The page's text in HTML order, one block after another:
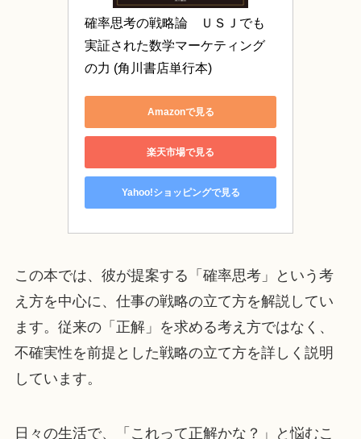
確率思考の戦略論　ＵＳＪでも
実証された数学マーケティング
の力 (角川書店単行本)
Amazonで見る
楽天市場で見る
Yahoo!ショッピングで見る
この本では、彼が提案する「確率思考」という考
え方を中心に、仕事の戦略の立て方を解説してい
ます。従来の「正解」を求める考え方ではなく、
不確実性を前提とした戦略の立て方を詳しく説明
しています。
日々の生活で、「これって正解かな？」と悩むこ